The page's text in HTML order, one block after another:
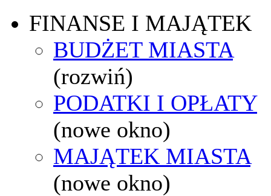
FINANSE I MAJĄTEK
BUDŻET MIASTA
(rozwiń)
PODATKI I OPŁATY
(nowe okno)
MAJĄTEK MIASTA
(nowe okno)